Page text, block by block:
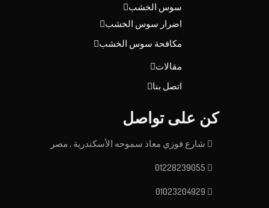
سوس الخشب
اضرار سوس الخشب
مكافحة سوس الخشب
مقالات
اتصل بنا
كن على تواصل
شارع فوزي معاذ سموحه الأسكندرية , مصر